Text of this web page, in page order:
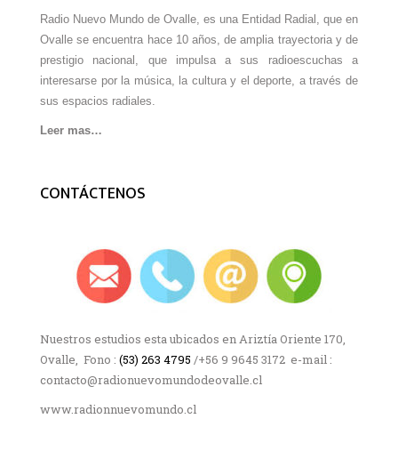
Radio Nuevo Mundo de Ovalle, es una Entidad Radial, que en
Ovalle se encuentra hace 10 años, de amplia trayectoria y de
prestigio nacional, que impulsa a sus radioescuchas a
interesarse por la música, la cultura y el deporte, a través de
sus espacios radiales.
Leer mas…
CONTÁCTENOS
Nuestros estudios esta ubicados en Ariztía Oriente 170,
Ovalle, Fono : (53) 263 4795 /+56 9 9645 3172 e-mail :
contacto@radionuevomundodeovalle.cl
www.radionnuevomundo.cl